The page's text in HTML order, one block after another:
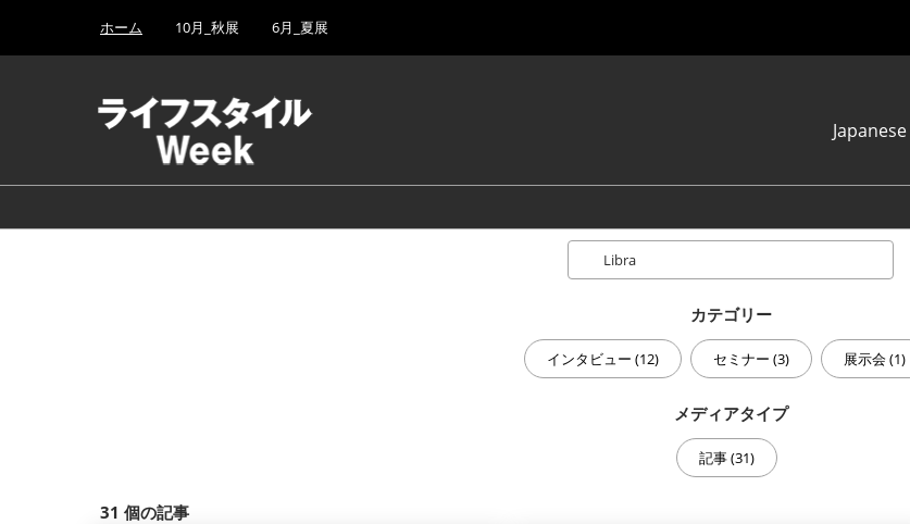
キ
プ
し
to
ホーム 10月_秋展 6月_夏展
Japanese
简体中文
한국어 (네이버 블
カテゴリー
インタビュー (12) セミナー (3) 展示会 (1)
メディアタイプ
記事 (31)
31 個の記事